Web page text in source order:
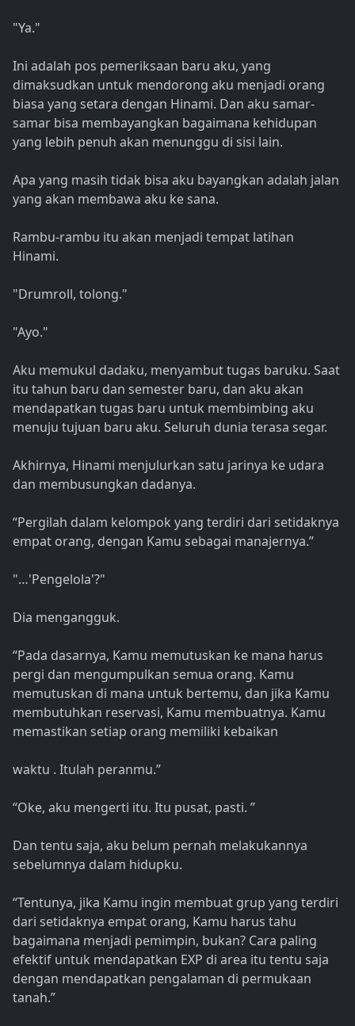
"Ya."
Ini adalah pos pemeriksaan baru aku, yang
dimaksudkan untuk mendorong aku menjadi orang
biasa yang setara dengan Hinami. Dan aku samar-
samar bisa membayangkan bagaimana kehidupan
yang lebih penuh akan menunggu di sisi lain.
Apa yang masih tidak bisa aku bayangkan adalah jalan
yang akan membawa aku ke sana.
Rambu-rambu itu akan menjadi tempat latihan
Hinami.
"Drumroll, tolong."
"Ayo."
Aku memukul dadaku, menyambut tugas baruku. Saat
itu tahun baru dan semester baru, dan aku akan
mendapatkan tugas baru untuk membimbing aku
menuju tujuan baru aku. Seluruh dunia terasa segar.
Akhirnya, Hinami menjulurkan satu jarinya ke udara
dan membusungkan dadanya.
“Pergilah dalam kelompok yang terdiri dari setidaknya
empat orang, dengan Kamu sebagai manajernya.”
"…'Pengelola'?"
Dia mengangguk.
“Pada dasarnya, Kamu memutuskan ke mana harus
pergi dan mengumpulkan semua orang. Kamu
memutuskan di mana untuk bertemu, dan jika Kamu
membutuhkan reservasi, Kamu membuatnya. Kamu
memastikan setiap orang memiliki kebaikan
waktu . Itulah peranmu.”
“Oke, aku mengerti itu. Itu pusat, pasti. ”
Dan tentu saja, aku belum pernah melakukannya
sebelumnya dalam hidupku.
“Tentunya, jika Kamu ingin membuat grup yang terdiri
dari setidaknya empat orang, Kamu harus tahu
bagaimana menjadi pemimpin, bukan? Cara paling
efektif untuk mendapatkan EXP di area itu tentu saja
dengan mendapatkan pengalaman di permukaan
tanah.”